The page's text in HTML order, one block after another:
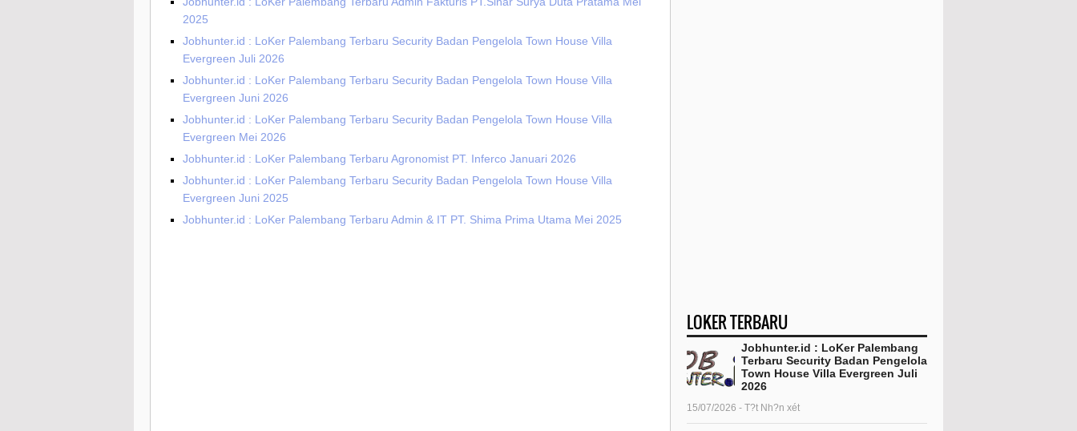
2025
Jobhunter.id : LoKer Palembang Terbaru Security Badan Pengelola Town House Villa
Evergreen Juli 2026
Jobhunter.id : LoKer Palembang Terbaru Security Badan Pengelola Town House Villa
Evergreen Juni 2026
Jobhunter.id : LoKer Palembang Terbaru Security Badan Pengelola Town House Villa
Evergreen Mei 2026
Jobhunter.id : LoKer Palembang Terbaru Agronomist PT. Inferco Januari 2026
Jobhunter.id : LoKer Palembang Terbaru Security Badan Pengelola Town House Villa
Evergreen Juni 2025
Jobhunter.id : LoKer Palembang Terbaru Admin & IT PT. Shima Prima Utama Mei 2025
LOKER TERBARU
Jobhunter.id : LoKer Palembang
Terbaru Security Badan Pengelola
Town House Villa Evergreen Juli
2026
15/07/2026 - T?t Nh?n xét